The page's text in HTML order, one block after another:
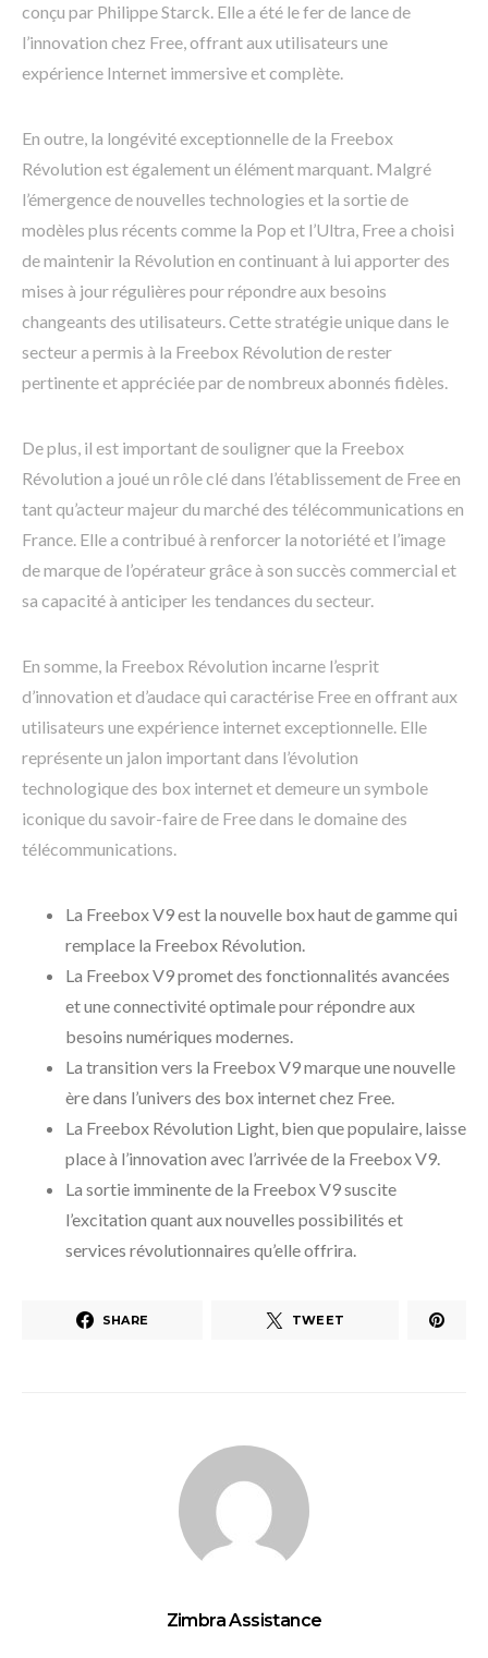
conçu par Philippe Starck. Elle a été le fer de lance de
l’innovation chez Free, offrant aux utilisateurs une
expérience Internet immersive et complète.
En outre, la longévité exceptionnelle de la Freebox
Révolution est également un élément marquant. Malgré
l’émergence de nouvelles technologies et la sortie de
modèles plus récents comme la Pop et l’Ultra, Free a choisi
de maintenir la Révolution en continuant à lui apporter des
mises à jour régulières pour répondre aux besoins
changeants des utilisateurs. Cette stratégie unique dans le
secteur a permis à la Freebox Révolution de rester
pertinente et appréciée par de nombreux abonnés fidèles.
De plus, il est important de souligner que la Freebox
Révolution a joué un rôle clé dans l’établissement de Free en
tant qu’acteur majeur du marché des télécommunications en
France. Elle a contribué à renforcer la notoriété et l’image
de marque de l’opérateur grâce à son succès commercial et
sa capacité à anticiper les tendances du secteur.
En somme, la Freebox Révolution incarne l’esprit
d’innovation et d’audace qui caractérise Free en offrant aux
utilisateurs une expérience internet exceptionnelle. Elle
représente un jalon important dans l’évolution
technologique des box internet et demeure un symbole
iconique du savoir-faire de Free dans le domaine des
télécommunications.
La Freebox V9 est la nouvelle box haut de gamme qui
remplace la Freebox Révolution.
La Freebox V9 promet des fonctionnalités avancées
et une connectivité optimale pour répondre aux
besoins numériques modernes.
La transition vers la Freebox V9 marque une nouvelle
ère dans l’univers des box internet chez Free.
La Freebox Révolution Light, bien que populaire, laisse
place à l’innovation avec l’arrivée de la Freebox V9.
La sortie imminente de la Freebox V9 suscite
l’excitation quant aux nouvelles possibilités et
services révolutionnaires qu’elle offrira.
SHARE TWEET
Zimbra Assistance